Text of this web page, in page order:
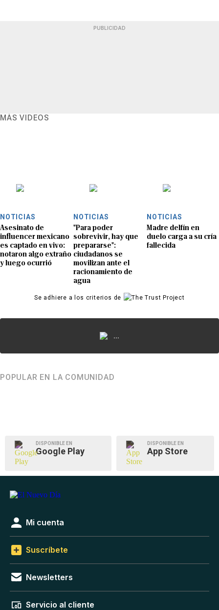
PUBLICIDAD
MÁS VIDEOS
NOTICIAS
Asesinato de
influencer mexicano
es captado en vivo:
notaron algo extraño
y luego ocurrió
NOTICIAS
"Para poder
sobrevivir, hay que
prepararse":
ciudadanos se
movilizan ante el
racionamiento de
agua
NOTICIAS
Madre delfín en
duelo carga a su cría
fallecida
Se adhiere a los criterios de
...
POPULAR EN LA COMUNIDAD
DISPONIBLE EN
Google Play
DISPONIBLE EN
App Store
Mi cuenta
Suscríbete
Newsletters
Servicio al cliente